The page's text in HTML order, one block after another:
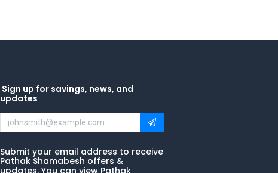
Sign up for savings, news, and
updates
Submit your email address to receive
Pathak Shamabesh offers &
updates. You can view Pathak